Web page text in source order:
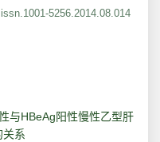
5256.2014.08.014
与HBeAg阳性慢性乙型肝
关系